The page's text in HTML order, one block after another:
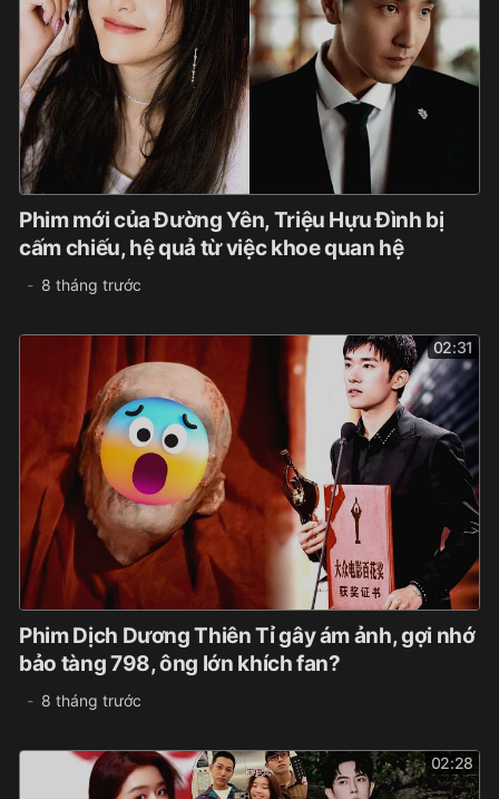
Phim mới của Đường Yên, Triệu Hựu Đình bị
cấm chiếu, hệ quả từ việc khoe quan hệ
8 tháng trước
02:31
Phim Dịch Dương Thiên Tỉ gây ám ảnh, gợi nhớ
bảo tàng 798, ông lớn khích fan?
8 tháng trước
02:28